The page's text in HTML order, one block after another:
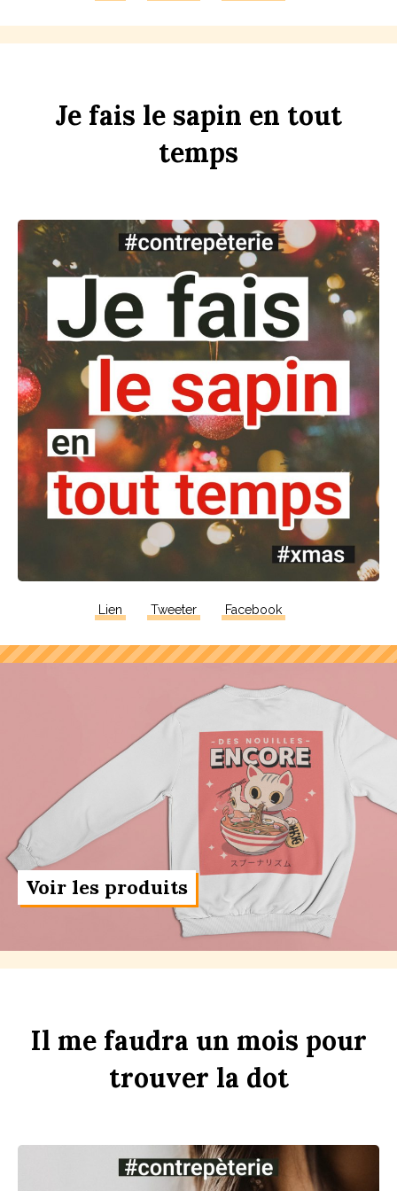
Je fais le sapin en tout
temps
Lien Tweeter Facebook
Voir les produits
Il me faudra un mois pour
trouver la dot